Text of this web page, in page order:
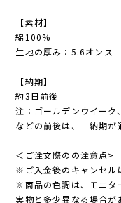
【素材】
綿100%
生地の厚み：5.6オンス
【納期】
約3日前後
注：ゴールデンウイーク
などの前後は、 納期が
＜ご注文際のの注意点>
※ご入金後のキャンセル
※商品の色調は、モニタ
実物と多少異なる場合が